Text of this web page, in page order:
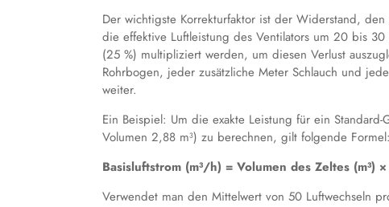
Der wichtigste Korrekturfaktor ist der Widerstand,
die effektive Luftleistung des Ventilators um 20 bis
(25 %) multipliziert werden, um diesen Verlust
Rohrbogen, jeder zusätzliche Meter Schlauch und
weiter.
Ein Beispiel: Um die exakte Leistung für ein Standard-
Volumen 2,88 m³) zu berechnen, gilt folgende Formel:
Basisluftstrom (m³/h) = Volumen des Zeltes (m³)
Verwendet man den Mittelwert von 50 Luftwechseln